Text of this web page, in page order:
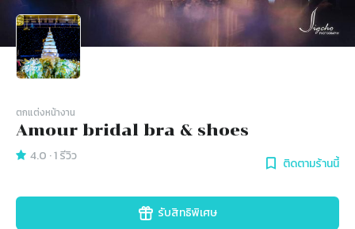
ตกแต่งหน้างาน
Amour bridal bra & shoes
4.0 ·1รีวิว ติดตามร้านนี้
รับสิทธิพิเศษ